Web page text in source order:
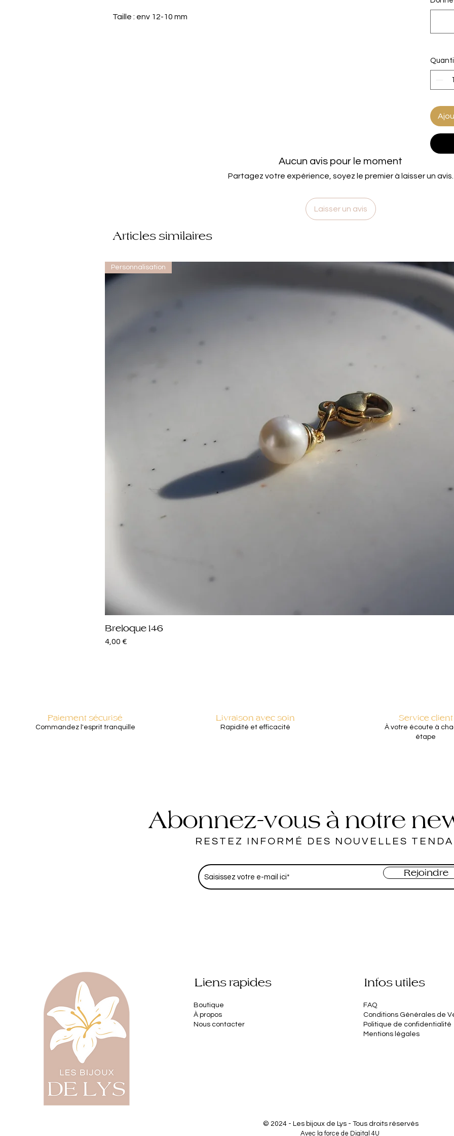
Taille : env 12-10 mm
Aucun avis pour le moment
Partagez votre expérience, soyez le premier à laisser un avis.
Laisser un avis
Articles similaires
Personnalisation
Breloque 146
Prix
4,00 €
Paiement sécurisé
Commandez l'esprit tranquille
Livraison avec soin
Rapidité et efficacité
Service client
À votre écoute à
étape
Abonnez-vous à notre
RESTEZ INFORMÉ DES NOUVELLES
Rejoindre
Liens rapides
Boutique
À propos
Nous contacter
Infos utiles
FAQ
Conditions Générales de
Politique de confidentialité
Mentions légales
© 2024 - Les bijoux de Lys - Tous droits réservés
Avec la force de Digital 4U